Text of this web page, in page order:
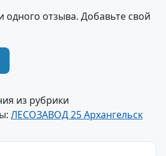
одного отзыва. Добавьте свой
из рубрики
ЛЕСОЗАВОД 25 Архангельск